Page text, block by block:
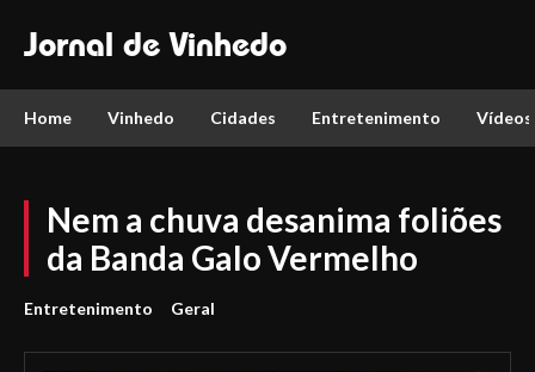
Jornal de Vinhedo
Home Vinhedo Cidades Entretenimento Vídeos
Nem a chuva desanima foliões
da Banda Galo Vermelho
Entretenimento Geral